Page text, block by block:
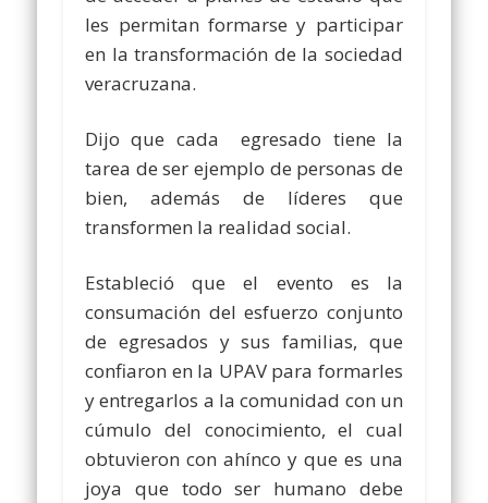
les permitan formarse y participar
en la transformación de la sociedad
veracruzana.
Dijo que cada egresado tiene la
tarea de ser ejemplo de personas de
bien, además de líderes que
transformen la realidad social.
Estableció que el evento es la
consumación del esfuerzo conjunto
de egresados y sus familias, que
confiaron en la UPAV para formarles
y entregarlos a la comunidad con un
cúmulo del conocimiento, el cual
obtuvieron con ahínco y que es una
joya que todo ser humano debe